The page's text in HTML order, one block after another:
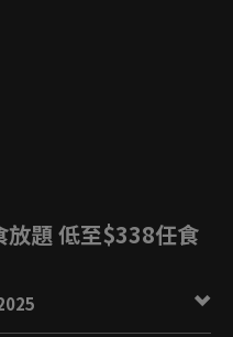
放題 低至$338任食
12, 2025